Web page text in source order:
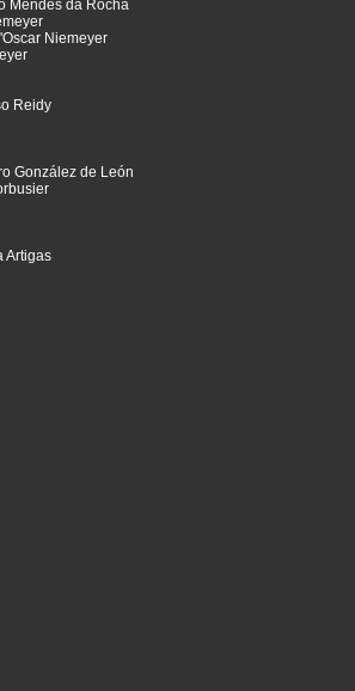
Mendes da Rocha
Niemeyer
Reidy
González de León
Artigas